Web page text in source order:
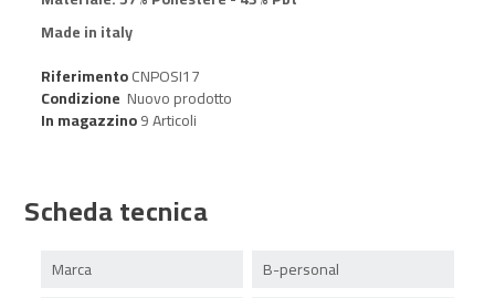
Made in italy
RiferimentoCNPOSI17
Condizione Nuovo prodotto
In magazzino9 Articoli
Scheda tecnica
Marca
B-personal